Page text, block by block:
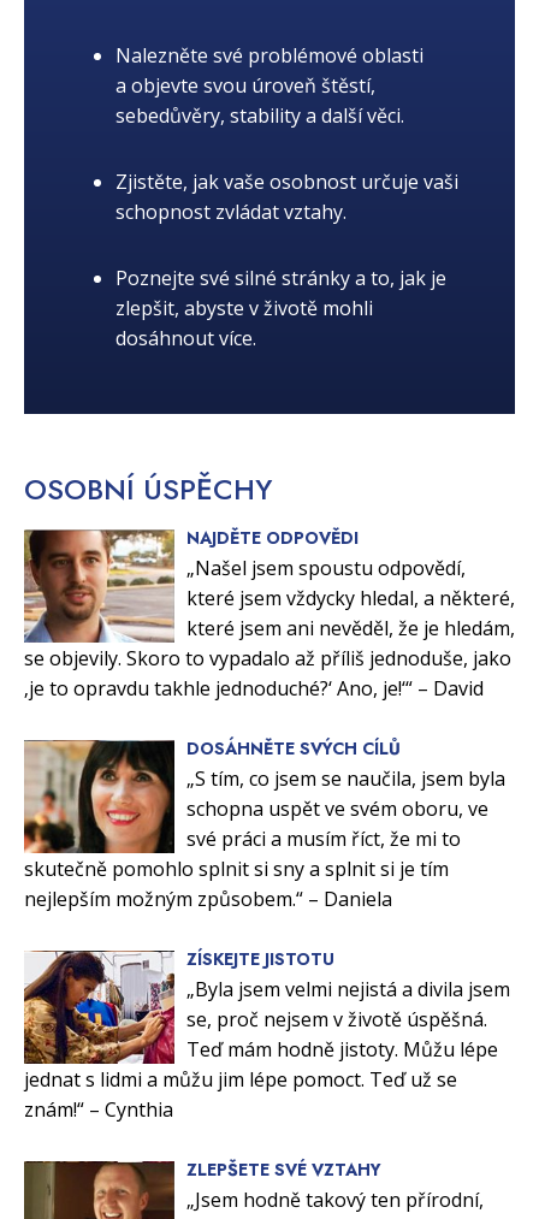
Nalezněte své problémové oblasti
a objevte svou úroveň štěstí,
sebedůvěry, stability a další věci.
Zjistěte, jak vaše osobnost určuje vaši
schopnost zvládat vztahy.
Poznejte své silné stránky a to, jak je
zlepšit, abyste v životě mohli
dosáhnout více.
OSOBNÍ ÚSPĚCHY
NAJDĚTE ODPOVĚDI
„Našel jsem spoustu odpovědí,
které jsem vždycky hledal, a některé,
které jsem ani nevěděl, že je hledám,
se objevily. Skoro to vypadalo až příliš jednoduše, jako
‚je to opravdu takhle jednoduché?‘ Ano, je!‘“ – David
DOSÁHNĚTE SVÝCH CÍLŮ
„S tím, co jsem se naučila, jsem byla
schopna uspět ve svém oboru, ve
své práci a musím říct, že mi to
skutečně pomohlo splnit si sny a splnit si je tím
nejlepším možným způsobem.“ – Daniela
ZÍSKEJTE JISTOTU
„Byla jsem velmi nejistá a divila jsem
se, proč nejsem v životě úspěšná.
Teď mám hodně jistoty. Můžu lépe
jednat s lidmi a můžu jim lépe pomoct. Teď už se
znám!“ – Cynthia
ZLEPŠETE SVÉ VZTAHY
„Jsem hodně takový ten přírodní,